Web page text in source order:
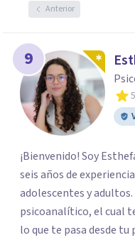
Anterior
9
5
¡Bienvenido! Soy
seis años de
adolescentes y
psicoanalítico, el cual
lo que te pasa desde